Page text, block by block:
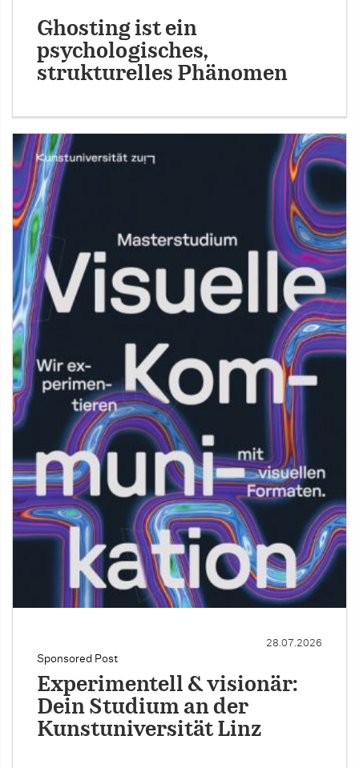
Ghosting ist ein
psychologisches,
strukturelles Phänomen
Sponsored Post
28.07.2026
Experimentell & visionär:
Dein Studium an der
Kunstuniversität Linz